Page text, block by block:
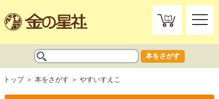
toggle
本をさがす
トップ 本をさがす やすいすえこ